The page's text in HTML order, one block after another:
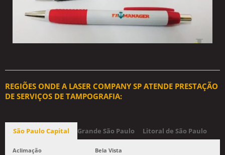
REGIÕES ONDE A LASER COMPANY SP ATENDE PRESTAÇÃO
DE SERVIÇOS DE TAMPOGRAFIA:
São Paulo Capital Grande São Paulo Litoral de São Paulo
Aclimação
Bela Vista